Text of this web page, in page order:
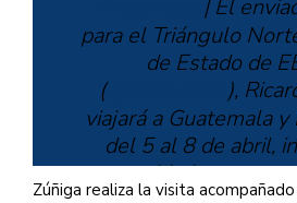
| El
para el Triángulo
de Estado de
(@StateDept ),
viajará a Guatemala
del 5 al 8 de abril,
autoridades
Zúñiga realiza la visita